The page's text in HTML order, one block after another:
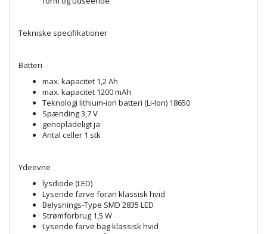
Tekniske specifikationer
Batteri
max. kapacitet 1,2 Ah
max. kapacitet 1200 mAh
Teknologi lithium-ion batteri (Li-Ion) 18650
Spænding 3,7 V
genopladeligt ja
Antal celler 1 stk
Ydeevne
lysdiode (LED)
Lysende farve foran klassisk hvid
Belysnings-Type SMD 2835 LED
Strømforbrug 1,5 W
Lysende farve bag klassisk hvid